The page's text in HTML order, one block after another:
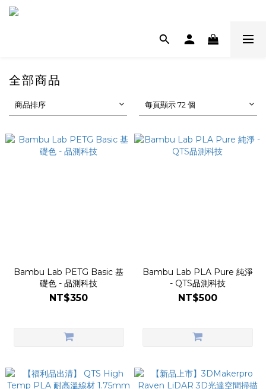
全部商品
商品排序 每頁顯示 72 個
Bambu Lab PETG Basic 基
礎色 - 品測科技
NT$350
Bambu Lab PLA Pure 純淨
- QTS品測科技
NT$500